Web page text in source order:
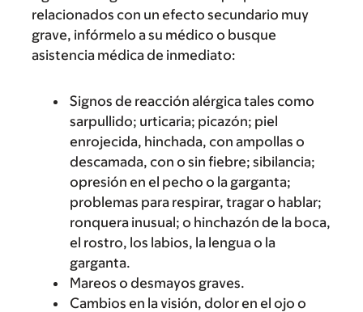
relacionados con un efecto secundario muy
grave, infórmelo a su médico o busque
asistencia médica de inmediato:
Signos de reacción alérgica tales como
sarpullido; urticaria; picazón; piel
enrojecida, hinchada, con ampollas o
descamada, con o sin fiebre; sibilancia;
opresión en el pecho o la garganta;
problemas para respirar, tragar o hablar;
ronquera inusual; o hinchazón de la boca,
el rostro, los labios, la lengua o la
garganta.
Mareos o desmayos graves.
Cambios en la visión, dolor en el ojo o